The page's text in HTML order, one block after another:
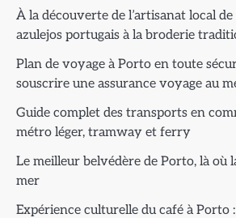
À la découverte de l’artisanat local
azulejos portugais à la broderie
Plan de voyage à Porto en toute
souscrire une assurance voyage au
Guide complet des transports en
métro léger, tramway et ferry
Le meilleur belvédère de Porto, là où
mer
Expérience culturelle du café à Porto